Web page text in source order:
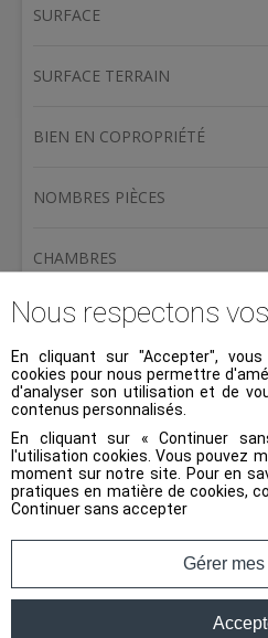
SURFACE
SURFACE TERRAIN
BIEN EN COPROPRIÉTÉ
NOMBRES PIÈCES
CHAMBRES
SALLE(S) DE BAINS
JARDIN
PARKING
Nous respectons
En cliquant sur "Accepter",
cookies pour nous permettre
d'analyser son utilisation et de
contenus personnalisés.
En cliquant sur « Continuer
l'utilisation cookies. Vous pouvez
moment sur notre site. Pour en
pratiques en matière de cookies,
Continuer sans accepter
Gérer